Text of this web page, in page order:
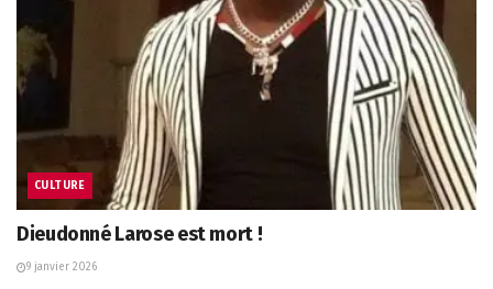
CULTURE
Dieudonné Larose est mort !
9 janvier 2026